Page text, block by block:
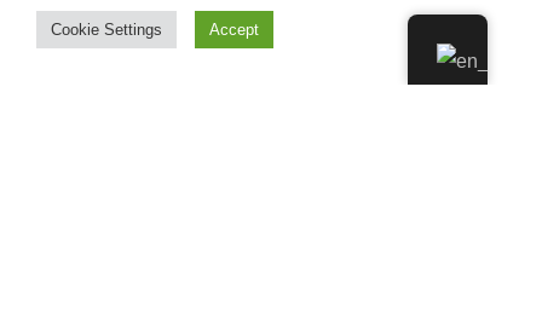
Cookie Settings Accept